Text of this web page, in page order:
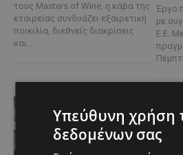
τους Masters of Wine, η κάβα της
εταιρείας συνδυάζει εξαιρετική
ποικιλία, διεθνείς διακρίσεις
και...
Έργο
με
Ε.Ε. Με τελετή που
Υπεύθυνη χρήση
δεδομένων σας